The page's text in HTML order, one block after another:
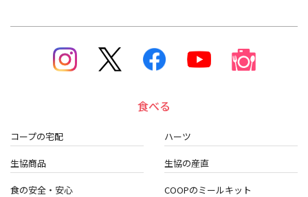
食べる
コープの宅配 ハーツ
生協商品 生協の産直
食の安全・安心 COOPのミールキット